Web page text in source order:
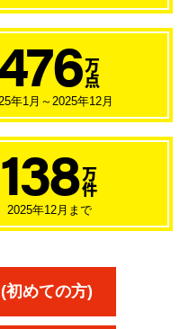
476 万
点
年1月～2025年12月
138 万
件
2025年12月まで
初めての方)